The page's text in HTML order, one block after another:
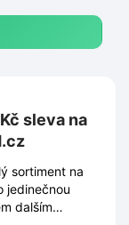
sleva na
sortiment na
jedinečnou
dalším